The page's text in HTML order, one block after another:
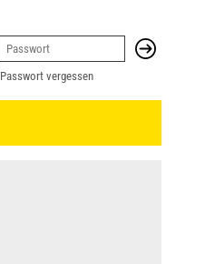
Passwort vergessen